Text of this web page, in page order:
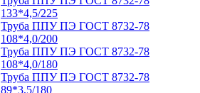
133*4,5/225
Труба ППУ ПЭ ГОСТ 8732-78
108*4,0/200
Труба ППУ ПЭ ГОСТ 8732-78
108*4,0/180
Труба ППУ ПЭ ГОСТ 8732-78
89*3,5/180